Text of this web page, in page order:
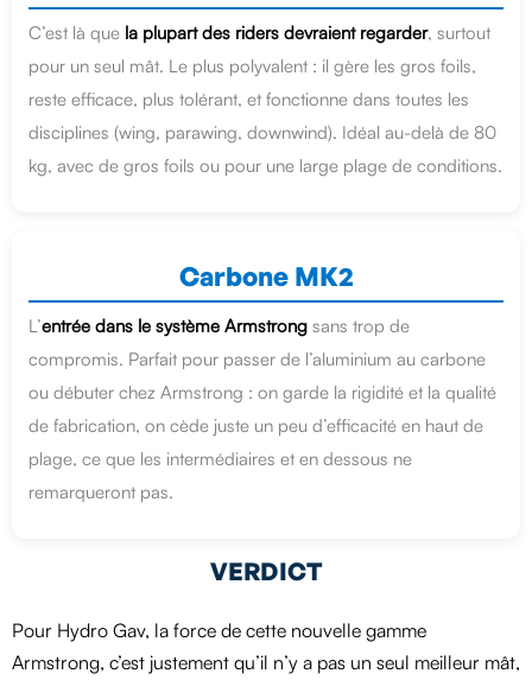
C’est là que la plupart des riders devraient regarder, surtout
pour un seul mât. Le plus polyvalent : il gère les gros foils,
reste efficace, plus tolérant, et fonctionne dans toutes les
disciplines (wing, parawing, downwind). Idéal au-delà de 80
kg, avec de gros foils ou pour une large plage de conditions.
Carbone MK2
L’entrée dans le système Armstrong sans trop de
compromis. Parfait pour passer de l’aluminium au carbone
ou débuter chez Armstrong : on garde la rigidité et la qualité
de fabrication, on cède juste un peu d’efficacité en haut de
plage, ce que les intermédiaires et en dessous ne
remarqueront pas.
VERDICT
Pour Hydro Gav, la force de cette nouvelle gamme
Armstrong, c’est justement qu’il n’y a pas un seul meilleur mât,